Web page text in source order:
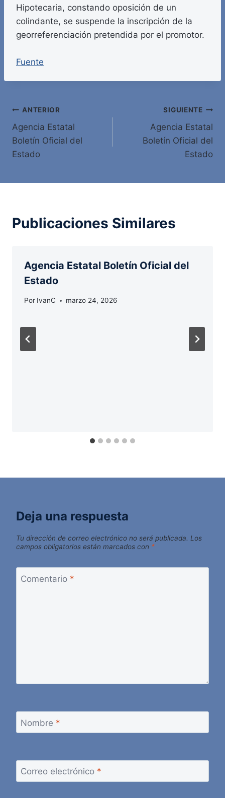
Hipotecaria, constando oposición de un
colindante, se suspende la inscripción de la
georreferenciación pretendida por el promotor.
Fuente
Navegación
de
entradas
ANTERIOR
Agencia Estatal
Boletín Oficial del
Estado
SIGUIENTE
Agencia Estatal
Boletín Oficial del
Estado
Publicaciones Similares
Agencia Estatal Boletín Oficial del
Estado
Por IvanC marzo 24, 2026
Deja una respuesta
Tu dirección de correo electrónico no será publicada. Los
campos obligatorios están marcados con *
Comentario *
Nombre *
Correo electrónico *